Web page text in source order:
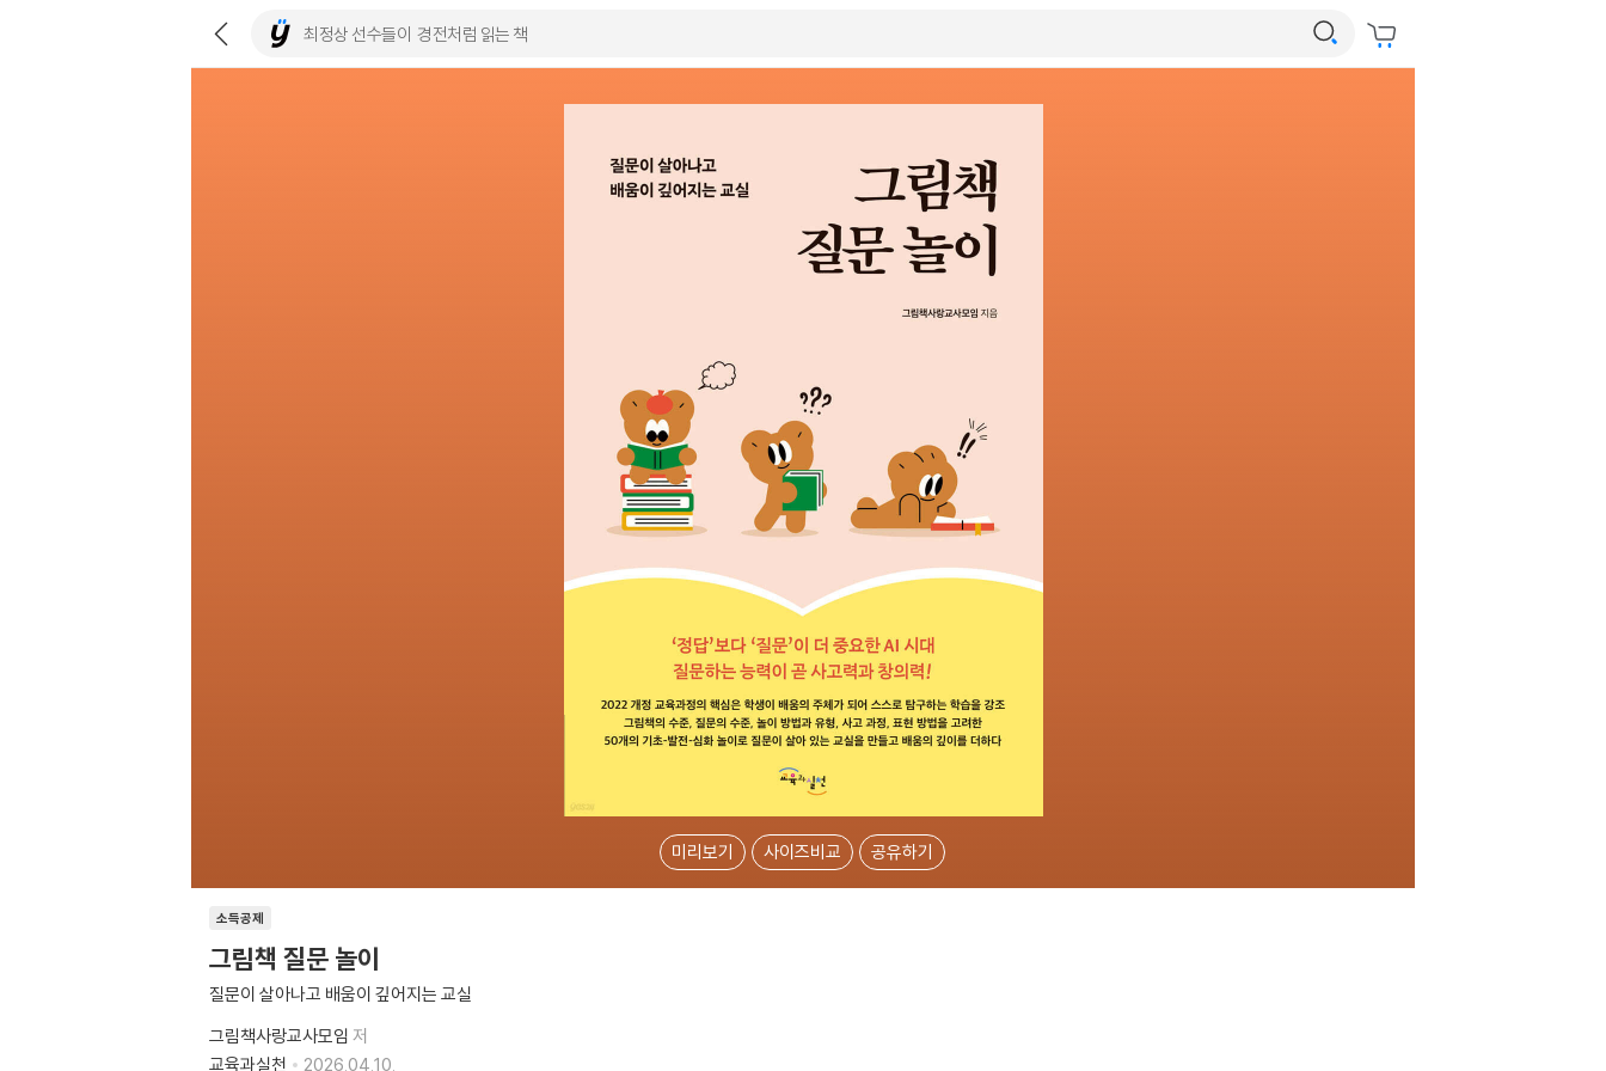
미리보기 사이즈비교 공유하기
소득공제
그림책 질문 놀이
질문이 살아나고 배움이 깊어지는 교실
그림책사랑교사모임 저
교육과실천
2026.04.10.